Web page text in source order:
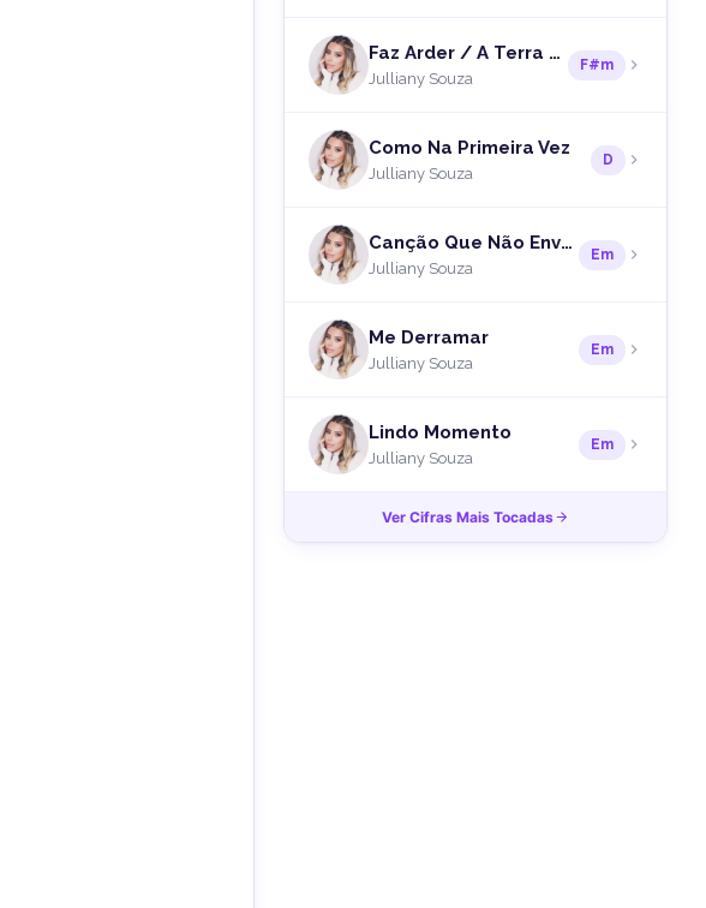
Faz Arder / A Terra Clama / Aviva-nos
Julliany Souza
F#m
Como Na Primeira Vez
Julliany Souza
D
Canção Que Não Envelhece
Julliany Souza
Em
Me Derramar
Julliany Souza
Em
Lindo Momento
Julliany Souza
Em
Ver Cifras Mais Tocadas